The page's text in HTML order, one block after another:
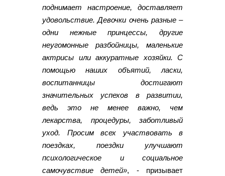
поднимает настроение, доставляет
удовольствие. Девочки очень разные –
одни нежные принцессы, другие
неугомонные разбойницы, маленькие
актрисы или аккуратные хозяйки. С
помощью наших объятий, ласки,
воспитанницы достигают
значительных успехов в развитии,
ведь это не менее важно, чем
лекарства, процедуры, заботливый
уход. Просим всех участвовать в
поездках, поездки улучшают
психологическое и социальное
самочувствие детей», - призывает